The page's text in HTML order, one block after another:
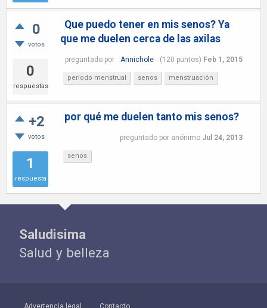
0
votos
0
respuestas
Que puedo tener en mis senos? Ya
que me duelen cerca de las axilas
preguntado por Annichole (120 puntos) Feb 1, 2015
periodo menstrual senos menstruación
+2
votos
1
respuesta
por qué me duelen tanto mis senos?
preguntado por anónimo Jul 24, 2013
senos
Saludisima
Salud y belleza
Advertencia legal Contacto